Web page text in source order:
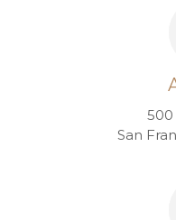
500
San